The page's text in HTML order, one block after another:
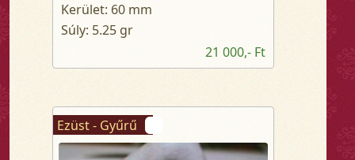
Kerület: 60 mm
Súly: 5.25 gr
21 000,- Ft
Ezüst - Gyűrű